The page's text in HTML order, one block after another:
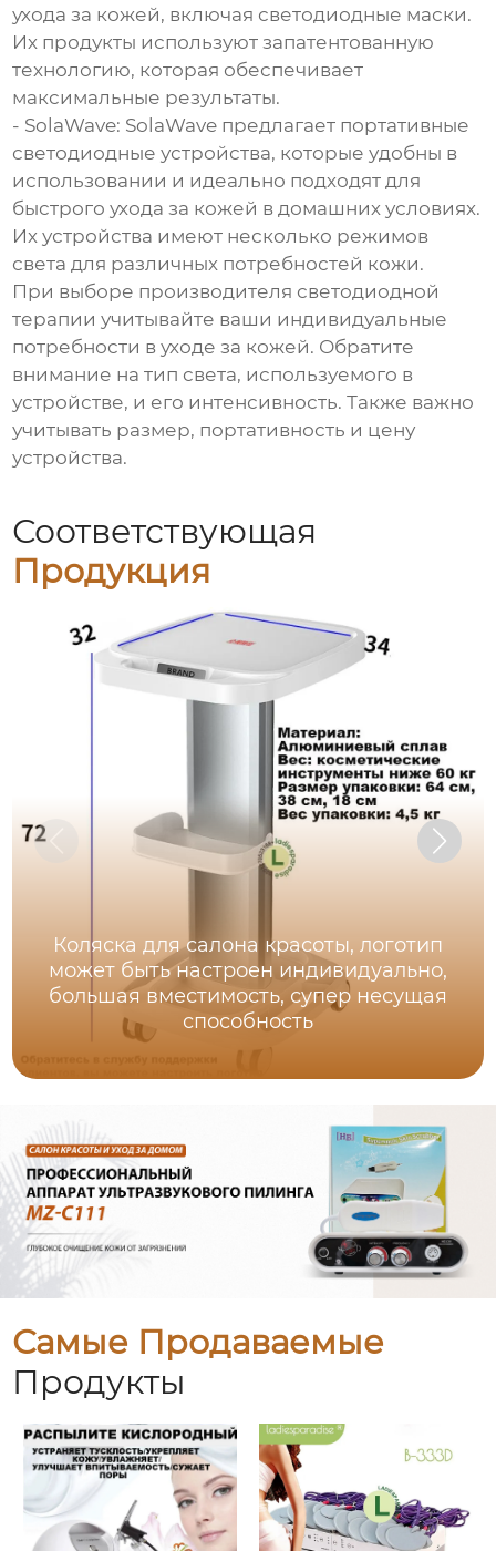
ухода за кожей, включая светодиодные маски.
Их продукты используют запатентованную
технологию, которая обеспечивает
максимальные результаты.
- SolaWave: SolaWave предлагает портативные
светодиодные устройства, которые удобны в
использовании и идеально подходят для
быстрого ухода за кожей в домашних условиях.
Их устройства имеют несколько режимов
света для различных потребностей кожи.
При выборе производителя светодиодной
терапии учитывайте ваши индивидуальные
потребности в уходе за кожей. Обратите
внимание на тип света, используемого в
устройстве, и его интенсивность. Также важно
учитывать размер, портативность и цену
устройства.
Соответствующая
Продукция
Коляска для салона красоты, логотип
может быть настроен индивидуально,
большая вместимость, супер несущая
способность
Самые Продаваемые
Продукты